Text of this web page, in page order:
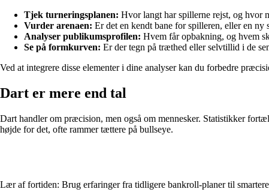
Tjek turneringsplanen: Hvor langt har spillerne rejst, og hvor
Vurder arenaen: Er det en kendt bane for spilleren, eller en ny
Analyser publikumsprofilen: Hvem får opbakning, og hvem
Se på formkurven: Er der tegn på træthed eller selvtillid i de
Ved at integrere disse elementer i dine analyser kan du forbedre
Dart er mere end tal
Dart handler om præcision, men også om mennesker. Statistikker
højde for det, ofte rammer tættere på bullseye.
Lær af fortiden: Brug erfaringer fra tidligere bankroll-planer til